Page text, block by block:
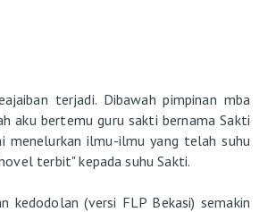
terjadi. Dibawah pimpinan mba
aku bertemu guru sakti bernama Sakti
menelurkan ilmu-ilmu yang telah suhu
terbit" kepada suhu Sakti.
kedodolan (versi FLP Bekasi) semakin